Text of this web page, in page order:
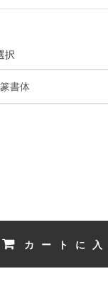
択
カートに入